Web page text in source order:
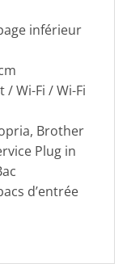
inférieur
/ Wi-Fi / Wi-Fi
Brother
Plug in
d’entrée